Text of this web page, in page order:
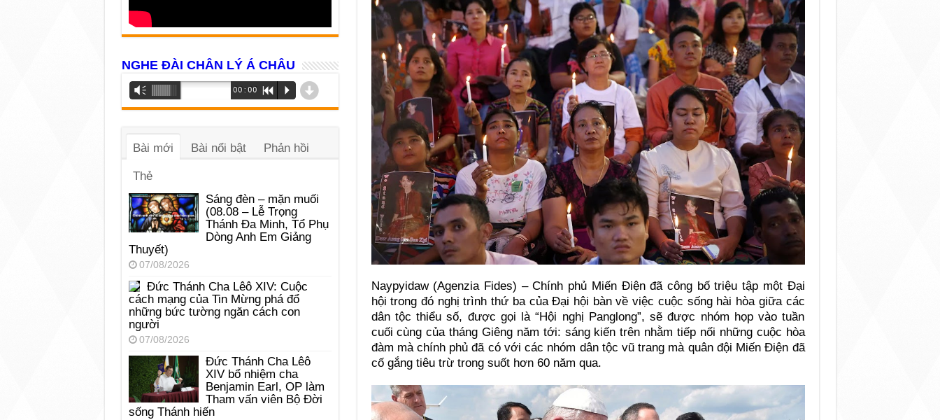
Naypyidaw (Agenzia Fides) – Chính phủ Miến Điện đã công bố triệu tập một Đại
hội trong đó nghị trình thứ ba của Đại hội bàn về việc cuộc sống hài hòa giữa các
dân tộc thiểu số, được gọi là “Hội nghị Panglong”, sẽ được nhóm họp vào tuần
cuối cùng của tháng Giêng năm tới: sáng kiến trên nhằm tiếp nối những cuộc hòa
đàm mà chính phủ đã có với các nhóm dân tộc vũ trang mà quân đội Miến Điện đã
cố gắng tiêu trừ trong suốt hơn 60 năm qua.
NGHE ĐÀI CHÂN LÝ Á CHÂU
Trình
phát
âm
Vm 00:00 R P d
Bài mới Bài nổi bật Phản hồi
Thẻ
Sáng đèn – mặn muối
(08.08 – Lễ Trọng
Thánh Đa Minh, Tổ Phụ
Dòng Anh Em Giảng
Thuyết)
07/08/2026
Đức Thánh Cha Lêô XIV: Cuộc
cách mạng của Tin Mừng phá đổ
những bức tường ngăn cách con
người
07/08/2026
Đức Thánh Cha Lêô
XIV bổ nhiệm cha
Benjamin Earl, OP làm
Tham vấn viên Bộ Đời
sống Thánh hiến